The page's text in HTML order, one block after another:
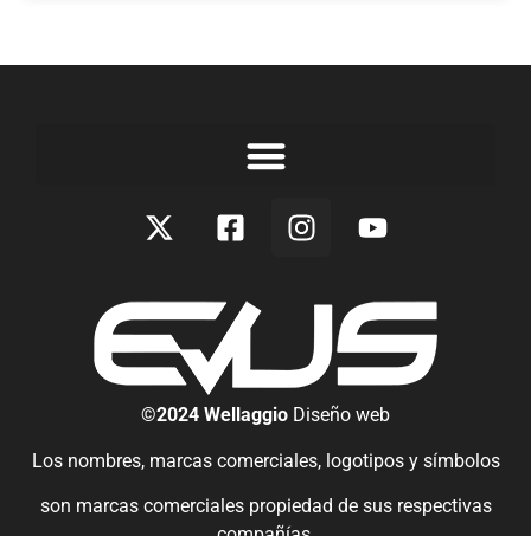
©2024 Wellaggio Diseño web
Los nombres, marcas comerciales, logotipos y símbolos
son marcas comerciales propiedad de sus respectivas